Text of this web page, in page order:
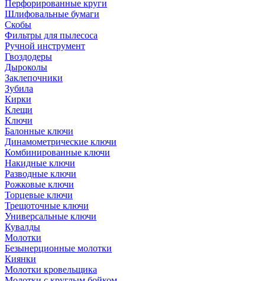
Перфорированные круги
Шлифовальные бумаги
Скобы
Фильтры для пылесоса
Ручной инструмент
Гвоздодеры
Дыроколы
Заклепочники
Зубила
Кирки
Клещи
Ключи
Балонные ключи
Динамометрические ключи
Комбинированные ключи
Накидные ключи
Разводные ключи
Рожковые ключи
Торцевые ключи
Трещоточные ключи
Универсальные ключи
Кувалды
Молотки
Безынерционные молотки
Киянки
Молотки кровельщика